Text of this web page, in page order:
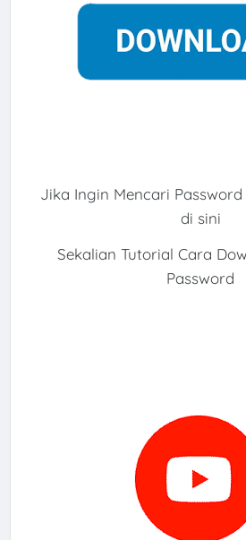
Jika Ingin Mencari
di sini
Sekalian Tutorial Cara
Password